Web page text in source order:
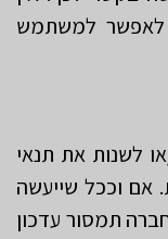
לאפשר למשתמש
לשנות את תנאי
אם וככל שייעשה
תמסור עדכון